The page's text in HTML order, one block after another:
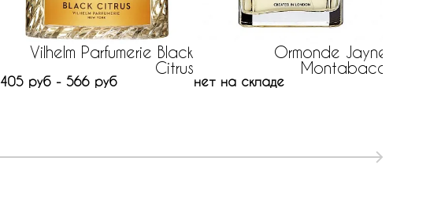
Vilhelm Parfumerie Black
Citrus
405 руб - 566 руб
Ormonde Jayne
Montabaco
нет на складе